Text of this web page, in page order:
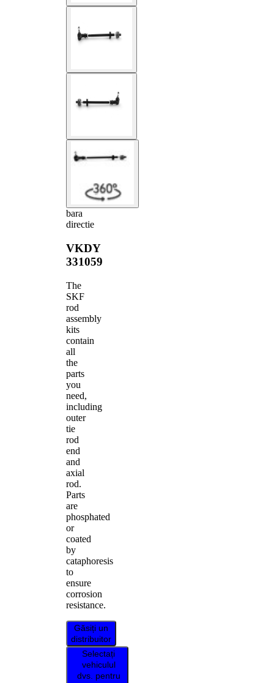
bara
directie
VKDY
331059
The
SKF
rod
assembly
kits
contain
all
the
parts
you
need,
including
outer
tie
rod
end
and
axial
rod.
Parts
are
phosphated
or
coated
by
cataphoresis
to
ensure
corrosion
resistance.
Găsiți un
distribuitor
Selectați
vehiculul
dvs. pentru